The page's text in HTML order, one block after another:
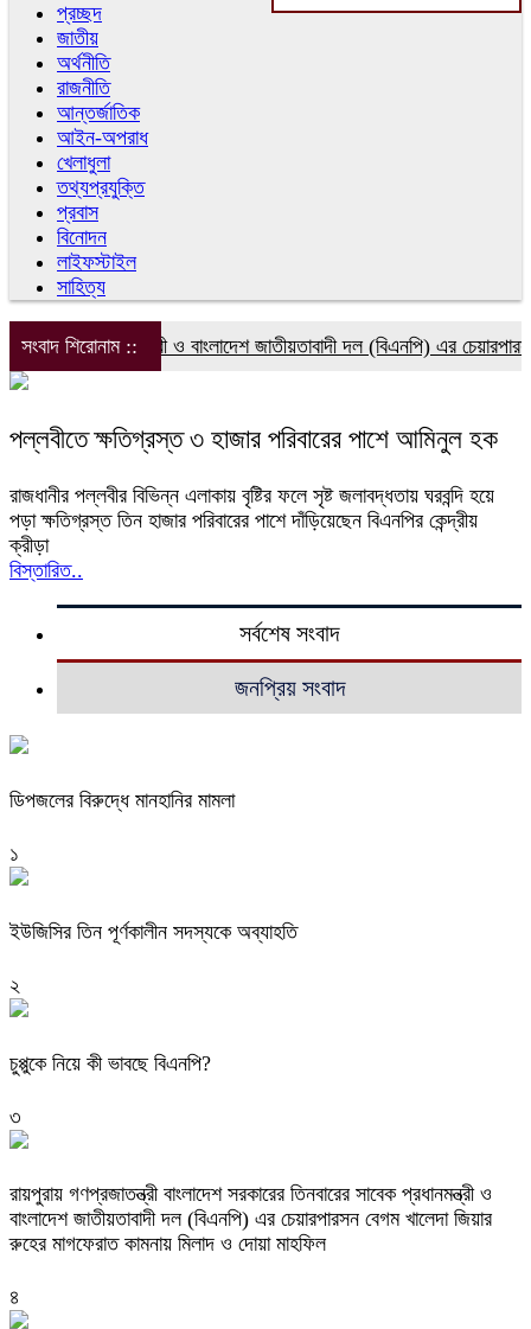
প্রচ্ছদ
জাতীয়
অর্থনীতি
রাজনীতি
আন্তর্জাতিক
আইন-অপরাধ
খেলাধুলা
তথ্যপ্রযুক্তি
প্রবাস
বিনোদন
লাইফস্টাইল
সাহিত্য
সংবাদ শিরোনাম ::
সাবেক প্রধানমন্ত্রী ও বাংলাদেশ জাতীয়তাবাদী দল (বিএনপি) এর
পল্লবীতে ক্ষতিগ্রস্ত ৩ হাজার পরিবারের পাশে আমিনুল হক
রাজধানীর পল্লবীর বিভিন্ন এলাকায় বৃষ্টির ফলে সৃষ্ট জলাবদ্ধতায় ঘরবন্দি হয়ে
পড়া ক্ষতিগ্রস্ত তিন হাজার পরিবারের পাশে দাঁড়িয়েছেন বিএনপির কেন্দ্রীয়
ক্রীড়া
বিস্তারিত..
সর্বশেষ সংবাদ
জনপ্রিয় সংবাদ
ডিপজলের বিরুদ্ধে মানহানির মামলা
১
ইউজিসির তিন পূর্ণকালীন সদস্যকে অব্যাহতি
২
চুপ্পুকে নিয়ে কী ভাবছে বিএনপি?
৩
রায়পুরায় গণপ্রজাতন্ত্রী বাংলাদেশ সরকারের তিনবারের সাবেক প্রধানমন্ত্রী ও
বাংলাদেশ জাতীয়তাবাদী দল (বিএনপি) এর চেয়ারপারসন বেগম খালেদা জিয়ার
রুহের মাগফেরাত কামনায় মিলাদ ও দোয়া মাহফিল
৪